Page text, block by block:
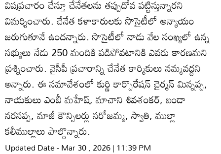
విషప్రచారం చేస్తూ చేనేతలను తప్పుదోవ పట్టిస్తున్నారని
విమర్శించారు. చేనేత కళాకారులకు సొసైటీలో అన్యాయం
జరుగుతూనే ఉందన్నారు. సొసైటీలో నాడు వేల సంఖ్యలో ఉన్న
సభ్యులు నేడు 250 మందికి పడిపోవటానికి ఎవరు కారణమని
ప్రశ్నించారు. వైసీపీ ప్రచారాన్ని చేనేత కార్మికులు నమ్మవద్దని
అన్నారు. ఈ సమావేశంలో కుర్ణి కార్పొరేషన్‌ చైర్మన్‌ మిన్నప్ప,
నాయకులు ఎంబీ మహేష్‌, మాచాని శివశంకర్‌, బండా
నరసప్ప, మాజీ కౌన్సిలర్లు సరోజమ్మ, స్వాతి, ముల్లా
కలీముల్లాలు పాల్గొన్నారు.
Updated Date - Mar 30 , 2026 | 11:39 PM